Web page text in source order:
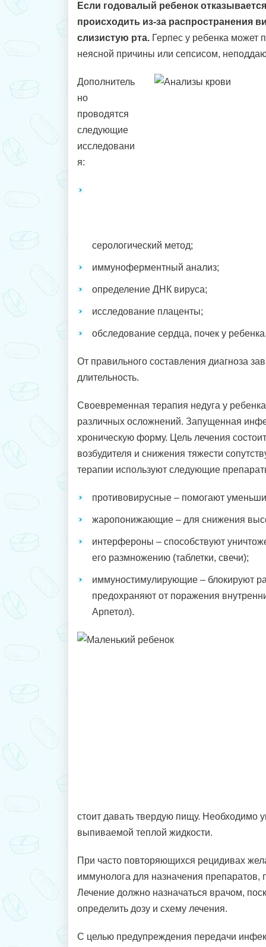
Если годовалый ребенок
происходить из-за распространения
слизистую рта. Герпес у ребенка может
неясной причины или сепсисом,
Дополнитель
но
проводятся
следующие
исследовани
я:
серологический метод;
иммуноферментный анализ;
определение ДНК вируса;
исследование плаценты;
обследование сердца, почек у
От правильного составления диагноза
длительность.
Своевременная терапия недуга у
различных осложнений. Запущенная
хроническую форму. Цель лечения
возбудителя и снижения тяжести
терапии используют следующие
противовирусные – помогают
жаропонижающие – для снижения
интерфероны – способствуют
его размножению (таблетки, свечи);
иммуностимулирующие – блокируют
предохраняют от поражения
Арпетол).
стоит давать твердую пищу. Необходимо
выпиваемой теплой жидкости.
При часто повторяющихся рецидивах
иммунолога для назначения
Лечение должно назначаться врачом,
определить дозу и схему лечения.
С целью предупреждения передачи